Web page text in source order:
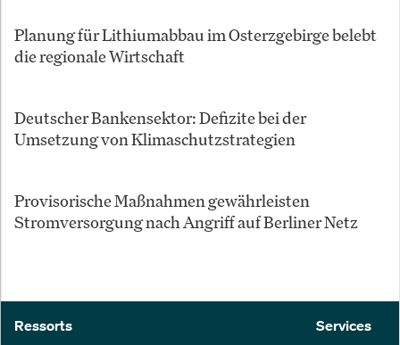
Planung für Lithiumabbau im Osterzgebirge belebt
die regionale Wirtschaft
Deutscher Bankensektor: Defizite bei der
Umsetzung von Klimaschutzstrategien
Provisorische Maßnahmen gewährleisten
Stromversorgung nach Angriff auf Berliner Netz
Ressorts Services